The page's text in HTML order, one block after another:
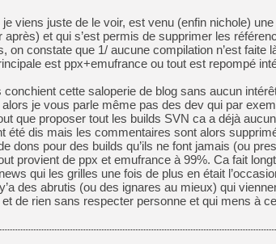
[LS] [Switch] NSZ 5.0.0
[GK] No More Room in
[GK] Un chatbot Atelier
[GK] Mémoire cash -
[GK] Nvidia : le prix des
[GK] Suikoden Star Leap :
[Mo5] La mini borne
[GK] Pourquoi Marvel
viens juste de le voir, est venu (enfin nichole)
et qui s’est permis de supprimer les
constate que 1/ aucune compilation n’est faite
est ppx+emufrance ou tout est repompé
conchient cette saloperie de blog sans aucun
je vous parle même pas des dev qui par
que proposer tout les builds SVN ca a déjà
été dis mais les commentaires sont alors
dons pour des builds qu’ils ne font jamais (ou
provient de ppx et emufrance à 99%. Ca fait
qui les grilles une fois de plus en était
des abrutis (ou des ignares au mieux) qui
de rien sans respecter personne et qui mens à